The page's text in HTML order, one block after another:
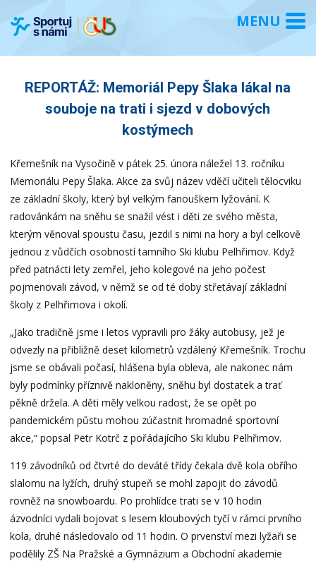
REPORTÁŽ: Memoriál Pepy Šlaka lákal na
souboje na trati i sjezd v dobových
kostýmech
Křemešník na Vysočině v pátek 25. února náležel 13. ročníku
Memoriálu Pepy Šlaka. Akce za svůj název vděčí učiteli tělocviku
ze základní školy, který byl velkým fanouškem lyžování. K
radovánkám na sněhu se snažil vést i děti ze svého města,
kterým věnoval spoustu času, jezdil s nimi na hory a byl celkově
jednou z vůdčích osobností tamního Ski klubu Pelhřimov. Když
před patnácti lety zemřel, jeho kolegové na jeho počest
pojmenovali závod, v němž se od té doby střetávají základní
školy z Pelhřimova i okolí.
„Jako tradičně jsme i letos vypravili pro žáky autobusy, jež je
odvezly na přibližně deset kilometrů vzdálený Křemešník. Trochu
jsme se obávali počasí, hlášena byla obleva, ale nakonec nám
byly podmínky příznivě nakloněny, sněhu byl dostatek a trať
pěkně držela. A děti měly velkou radost, že se opět po
pandemickém půstu mohou zúčastnit hromadné sportovní
akce,“ popsal Petr Kotrč z pořádajícího Ski klubu Pelhřimov.
119 závodníků od čtvrté do deváté třídy čekala dvě kola obřího
slalomu na lyžích, druhý stupeň se mohl zapojit do závodů
rovněž na snowboardu. Po prohlídce trati se v 10 hodin
ázvodníci vydali bojovat s lesem kloubových tyčí v rámci prvního
kola, druhé následovalo od 11 hodin. O prvenství mezi lyžaři se
podělily ZŠ Na Pražské a Gymnázium a Obchodní akademie